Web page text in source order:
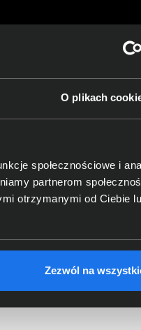
O plikach
społecznościowe i
partnerom
otrzymanymi od Ciebie
Zezwól na
typu open
użytkownika.
preferencji.